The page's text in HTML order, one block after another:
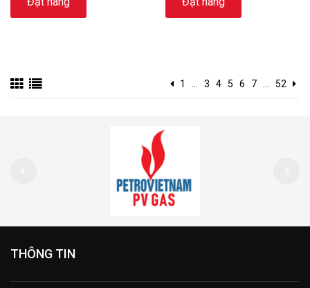
1 3 4 5 6 7 52
THÔNG TIN